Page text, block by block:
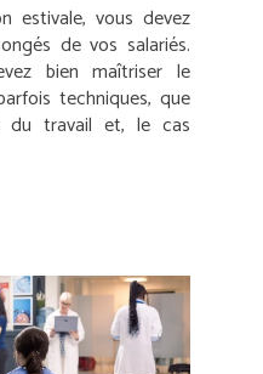
estivale, vous devez
de vos salariés.
bien maîtriser le
techniques, que
du travail et, le cas